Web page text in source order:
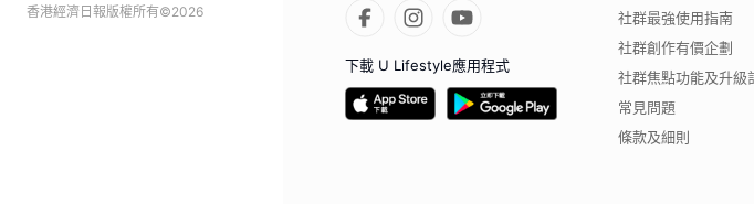
香港經濟日報版權所有©2026
下載 U Lifestyle應用程式
社群最強使用指南
社群創作有價企劃
社群焦點功能及升級
常見問題
條款及細則